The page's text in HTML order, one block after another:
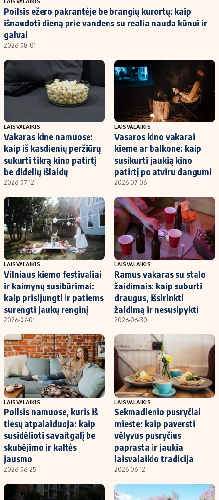
Poilsis ežero pakrantėje be brangių kurortų: kaip
išnaudoti dieną prie vandens su realia nauda kūnui ir
galvai
2026-08-01
LAISVALAIKIS
Vakaras kine namuose:
kaip iš kasdienių peržiūrų
sukurti tikrą kino patirtį
be didelių išlaidų
2026-07-12
LAISVALAIKIS
Vasaros kino vakarai
kieme ar balkone: kaip
susikurti jaukią kino
patirtį po atviru dangumi
2026-07-06
LAISVALAIKIS
Vilniaus kiemo festivaliai
ir kaimynų susibūrimai:
kaip prisijungti ir patiems
surengti jaukų renginį
2026-07-01
LAISVALAIKIS
Ramus vakaras su stalo
žaidimais: kaip suburti
draugus, išsirinkti
žaidimą ir nesusipykti
2026-06-30
LAISVALAIKIS
Poilsis namuose, kuris iš
tiesų atpalaiduoja: kaip
susidėlioti savaitgalį be
skubėjimo ir kaltės
jausmo
2026-06-25
LAISVALAIKIS
Sekmadienio pusryčiai
mieste: kaip paversti
vėlyvus pusryčius
paprasta ir jaukia
laisvalaikio tradicija
2026-06-12